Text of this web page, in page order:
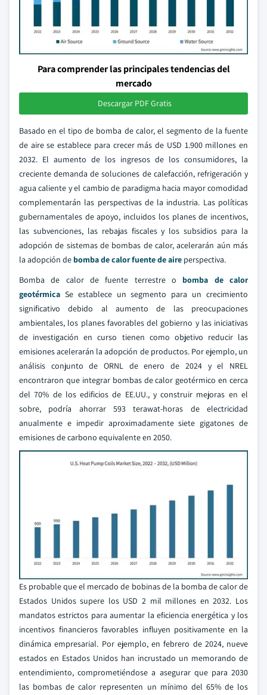
Para comprender las principales tendencias del
mercado
Descargar PDF Gratis
Basado en el tipo de bomba de calor, el segmento de la fuente
de aire se establece para crecer más de USD 1.900 millones en
2032. El aumento de los ingresos de los consumidores, la
creciente demanda de soluciones de calefacción, refrigeración y
agua caliente y el cambio de paradigma hacia mayor comodidad
complementarán las perspectivas de la industria. Las políticas
gubernamentales de apoyo, incluidos los planes de incentivos,
las subvenciones, las rebajas fiscales y los subsidios para la
adopción de sistemas de bombas de calor, acelerarán aún más
la adopción de bomba de calor fuente de aire perspectiva.
Bomba de calor de fuente terrestre o bomba de calor
geotérmica Se establece un segmento para un crecimiento
significativo debido al aumento de las preocupaciones
ambientales, los planes favorables del gobierno y las iniciativas
de investigación en curso tienen como objetivo reducir las
emisiones acelerarán la adopción de productos. Por ejemplo, un
análisis conjunto de ORNL de enero de 2024 y el NREL
encontraron que integrar bombas de calor geotérmico en cerca
del 70% de los edificios de EE.UU., y construir mejoras en el
sobre, podría ahorrar 593 terawat-horas de electricidad
anualmente e impedir aproximadamente siete gigatones de
emisiones de carbono equivalente en 2050.
Es probable que el mercado de bobinas de la bomba de calor de
Estados Unidos supere los USD 2 mil millones en 2032. Los
mandatos estrictos para aumentar la eficiencia energética y los
incentivos financieros favorables influyen positivamente en la
dinámica empresarial. Por ejemplo, en febrero de 2024, nueve
estados en Estados Unidos han incrustado un memorando de
entendimiento, comprometiéndose a asegurar que para 2030
las bombas de calor representen un mínimo del 65% de los